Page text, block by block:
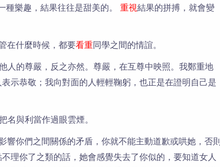
種樂趣，結果往往是甜美的。 重視結果的拼搏，就會變
在什麼時候，都要看重同學之間的情誼。
人的尊嚴，反之亦然。尊嚴，在互尊中映照。我鄭重地
示恭敬；我向對面的人輕輕鞠躬，也正是在證明自己是
名與利當作過眼雲煙。
響你們之間關係的矛盾，你就不能主動道歉或哄她，否則
理你了之類的話，她會感覺失去了你似的，要知道女人